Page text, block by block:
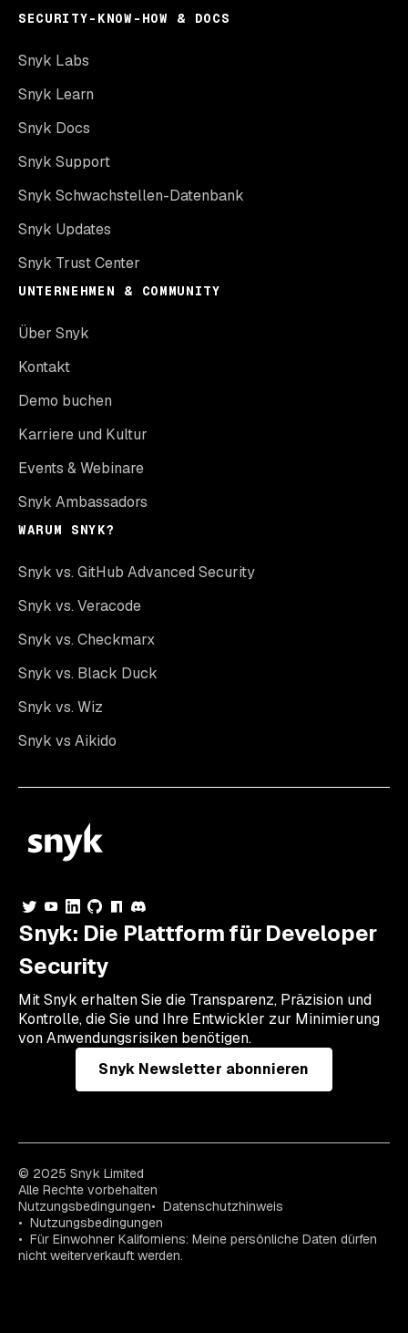
SECURITY-KNOW-HOW & DOCS
Snyk Labs
Snyk Learn
Snyk Docs
Snyk Support
Snyk Schwachstellen-Datenbank
Snyk Updates
Snyk Trust Center
UNTERNEHMEN & COMMUNITY
Über Snyk
Kontakt
Demo buchen
Karriere und Kultur
Events & Webinare
Snyk Ambassadors
WARUM SNYK?
Snyk vs. GitHub Advanced Security
Snyk vs. Veracode
Snyk vs. Checkmarx
Snyk vs. Black Duck
Snyk vs. Wiz
Snyk vs Aikido
Snyk: Die Plattform für Developer
Security
Mit Snyk erhalten Sie die Transparenz, Präzision und
Kontrolle, die Sie und Ihre Entwickler zur Minimierung
von Anwendungsrisiken benötigen.
Snyk Newsletter abonnieren
© 2025 Snyk Limited
Alle Rechte vorbehalten
Nutzungsbedingungen
Datenschutzhinweis
Nutzungsbedingungen
Für Einwohner Kaliforniens: Meine persönliche Daten dürfen
nicht weiterverkauft werden.